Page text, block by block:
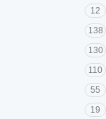
12
138
130
110
55
19